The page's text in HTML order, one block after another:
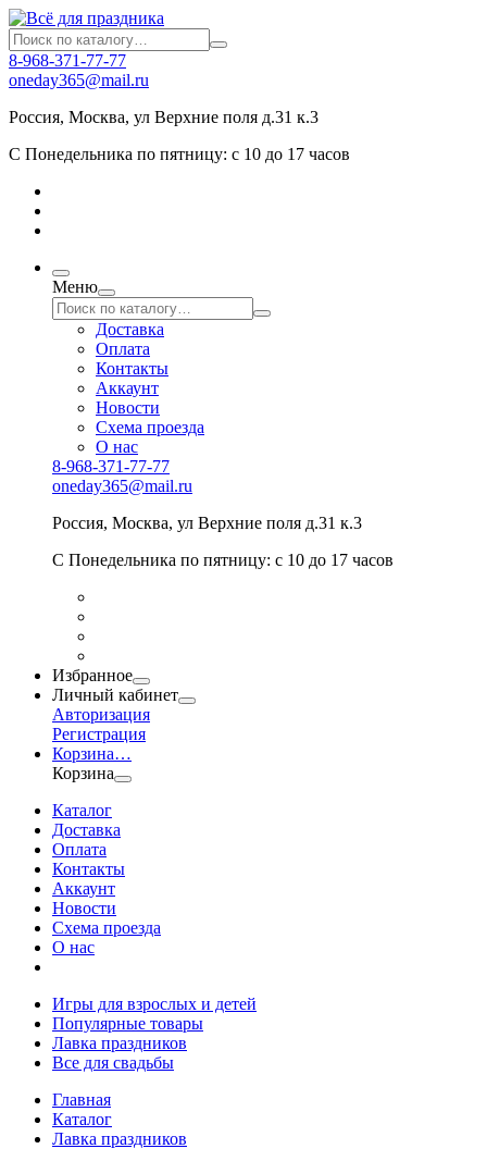
8-968-371-77-77
oneday365@mail.ru
Россия, Москва, ул Верхние поля д.31 к.3
С Понедельника по пятницу: с 10 до 17 часов
Меню
Доставка
Оплата
Контакты
Аккаунт
Новости
Схема проезда
О нас
8-968-371-77-77
oneday365@mail.ru
Россия, Москва, ул Верхние поля д.31 к.3
С Понедельника по пятницу: с 10 до 17 часов
Избранное
Личный кабинет
Авторизация
Регистрация
Корзина…
Корзина
Каталог
Доставка
Оплата
Контакты
Аккаунт
Новости
Схема проезда
О нас
Игры для взрослых и детей
Популярные товары
Лавка праздников
Все для свадьбы
Главная
Каталог
Лавка праздников